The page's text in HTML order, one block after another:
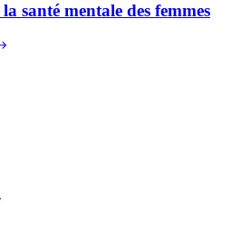
santé mentale des femmes